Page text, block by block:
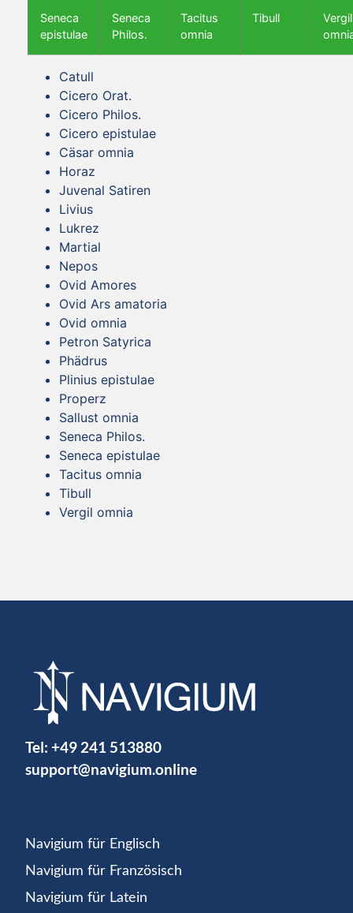
Seneca
epistulae
Seneca
Philos.
Tacitus
omnia
Tibull
Vergil
Catull
Cicero Orat.
Cicero Philos.
Cicero epistulae
Cäsar omnia
Horaz
Juvenal Satiren
Livius
Lukrez
Martial
Nepos
Ovid Amores
Ovid Ars amatoria
Ovid omnia
Petron Satyrica
Phädrus
Plinius epistulae
Properz
Sallust omnia
Seneca Philos.
Seneca epistulae
Tacitus omnia
Tibull
Vergil omnia
Tel: +49 241 513880
support@navigium.online
Navigium für Englisch
Navigium für Französisch
Navigium für Latein